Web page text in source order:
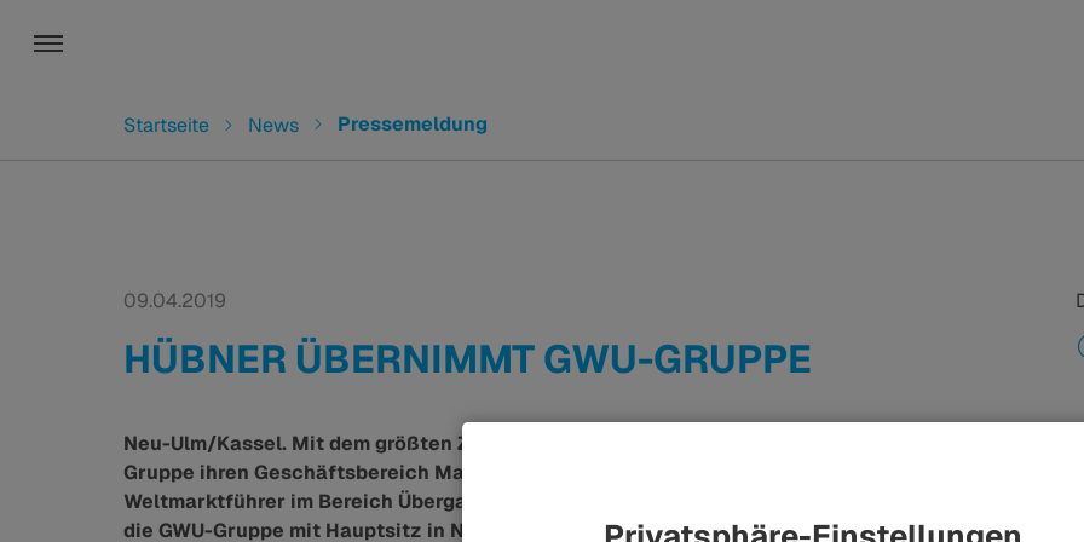
Toggle navigation
Startseite
News Pressemeldung
09.04.2019
HÜBNER ÜBERNIMMT GWU-GRUPPE
Neu-Ulm/Kassel. Mit dem größten Zukauf der Unternehmensgeschichte stärkt die HÜBNER-
Gruppe ihren Geschäftsbereich Material Solutions: Das Familienunternehmen aus Kassel,
Weltmarktführer im Bereich Übergangssysteme für Busse und Schienenfahrzeuge, hat jetzt
die GWU-Gruppe mit Hauptsitz in Neu-Ulm übernommen. GWU beschäftigt europaweit mehr